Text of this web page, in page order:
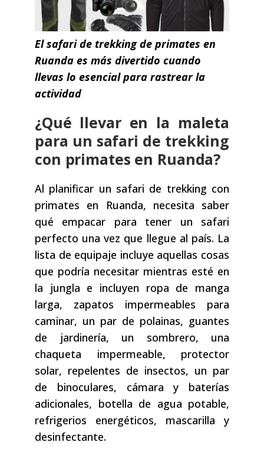
El safari de trekking de primates en
Ruanda es más divertido cuando
llevas lo esencial para rastrear la
actividad
¿Qué llevar en la maleta
para un safari de trekking
con primates en Ruanda?
Al planificar un safari de trekking con
primates en Ruanda, necesita saber
qué empacar para tener un safari
perfecto una vez que llegue al país. La
lista de equipaje incluye aquellas cosas
que podría necesitar mientras esté en
la jungla e incluyen ropa de manga
larga, zapatos impermeables para
caminar, un par de polainas, guantes
de jardinería, un sombrero, una
chaqueta impermeable, protector
solar, repelentes de insectos, un par
de binoculares, cámara y baterías
adicionales, botella de agua potable,
refrigerios energéticos, mascarilla y
desinfectante.